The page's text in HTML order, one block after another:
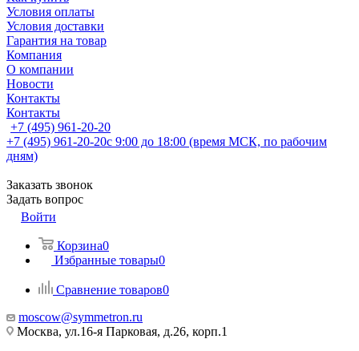
Условия оплаты
Условия доставки
Гарантия на товар
Компания
О компании
Новости
Контакты
Контакты
+7 (495) 961-20-20
+7 (495) 961-20-20с 9:00 до 18:00 (время МСК, по рабочим
дням)
Заказать звонок
Задать вопрос
Войти
Корзина0
Избранные товары0
Сравнение товаров0
moscow@symmetron.ru
Москва, ул.16-я Парковая, д.26, корп.1